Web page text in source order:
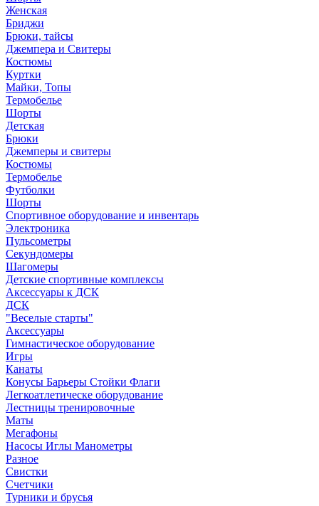
Женская
Бриджи
Брюки, тайсы
Джемпера и Свитеры
Костюмы
Куртки
Майки, Топы
Термобелье
Шорты
Детская
Брюки
Джемперы и свитеры
Костюмы
Термобелье
Футболки
Шорты
Спортивное оборудование и инвентарь
Электроника
Пульсометры
Секундомеры
Шагомеры
Детские спортивные комплексы
Аксессуары к ДСК
ДСК
"Веселые старты"
Аксессуары
Гимнастическое оборудование
Игры
Канаты
Конусы Барьеры Стойки Флаги
Легкоатлетическе оборудование
Лестницы тренировочные
Маты
Мегафоны
Насосы Иглы Манометры
Разное
Свистки
Счетчики
Турники и брусья